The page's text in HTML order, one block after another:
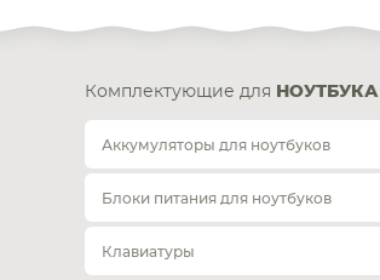
Комплектующие для НОУТБУКА
Аккумуляторы для ноутбуков
Блоки питания для ноутбуков
Клавиатуры